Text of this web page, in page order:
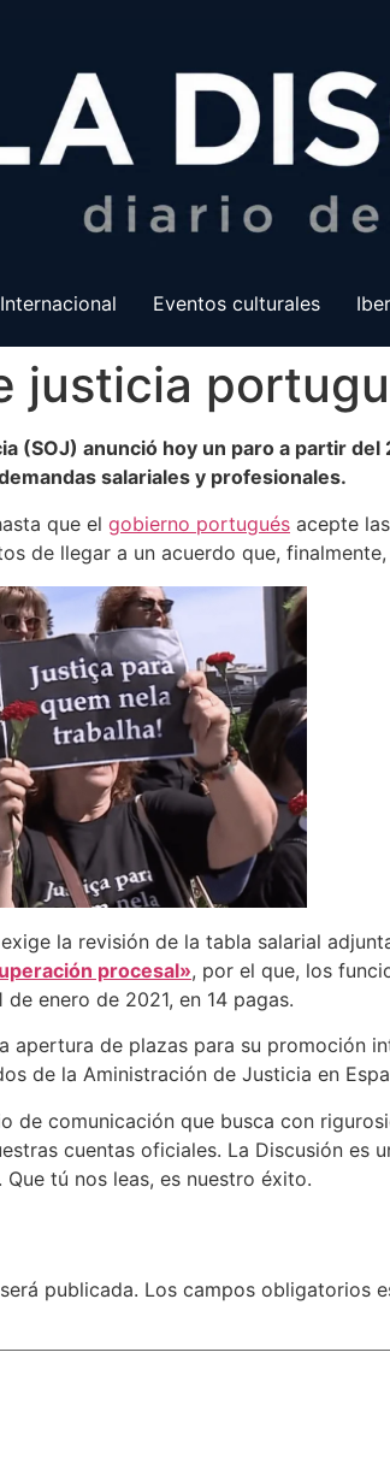
Internacional Eventos culturales
justicia
(SOJ) anunció hoy un paro a partir
salariales y profesionales.
que el gobierno portugués acepte
de llegar a un acuerdo que,
la revisión de la tabla salarial
procesal», por el que, los
enero de 2021, en 14 pagas.
apertura de plazas para su promoción
de la Aministración de Justicia en
de comunicación que busca con
cuentas oficiales. La Discusión
tú nos leas, es nuestro éxito.
publicada. Los campos obligatorios